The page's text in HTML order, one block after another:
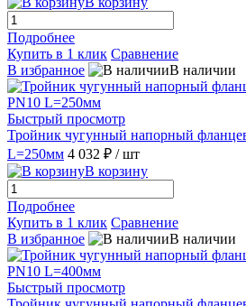
Подробнее
Купить в 1 клик Сравнение
В избранное
В наличии
Быстрый просмотр
Тройник чугунный напорный
L=250мм 4 032 ₽ / шт
В корзину
Подробнее
Купить в 1 клик Сравнение
В избранное
В наличии
Быстрый просмотр